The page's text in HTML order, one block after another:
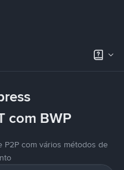
com BWP
P2P com vários métodos de